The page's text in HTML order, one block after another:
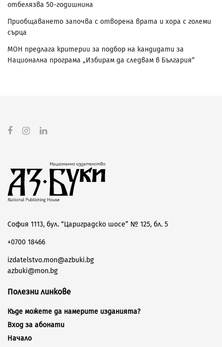
отбелязва 50-годишнина
Приобщаването започва с отворена врата и хора с големи
сърца
МОН предлага критерии за подбор на кандидати за
Национална програма „Избирам да следвам в България“
София 1113, бул. “Цариградско шосе” № 125, бл. 5
+0700 18466
izdatelstvo.mon@azbuki.bg
azbuki@mon.bg
Полезни линкове
Къде можете да намерите изданията?
Вход за абонати
Начало